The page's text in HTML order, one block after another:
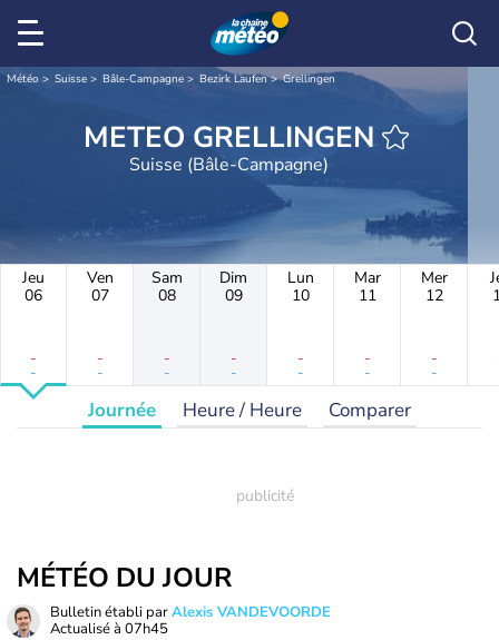
Météo Suisse Bâle-Campagne Bezirk Laufen Grellingen
METEO GRELLINGEN
Suisse (Bâle-Campagne)
Jeu
06
-
-
Ven
07
-
-
Sam
08
-
-
Dim
09
-
-
Lun
10
-
-
Mar
11
-
-
Mer
12
-
-
Journée Heure / Heure Comparer
MÉTÉO DU JOUR
Bulletin établi parAlexis VANDEVOORDE
Actualisé à 07h45